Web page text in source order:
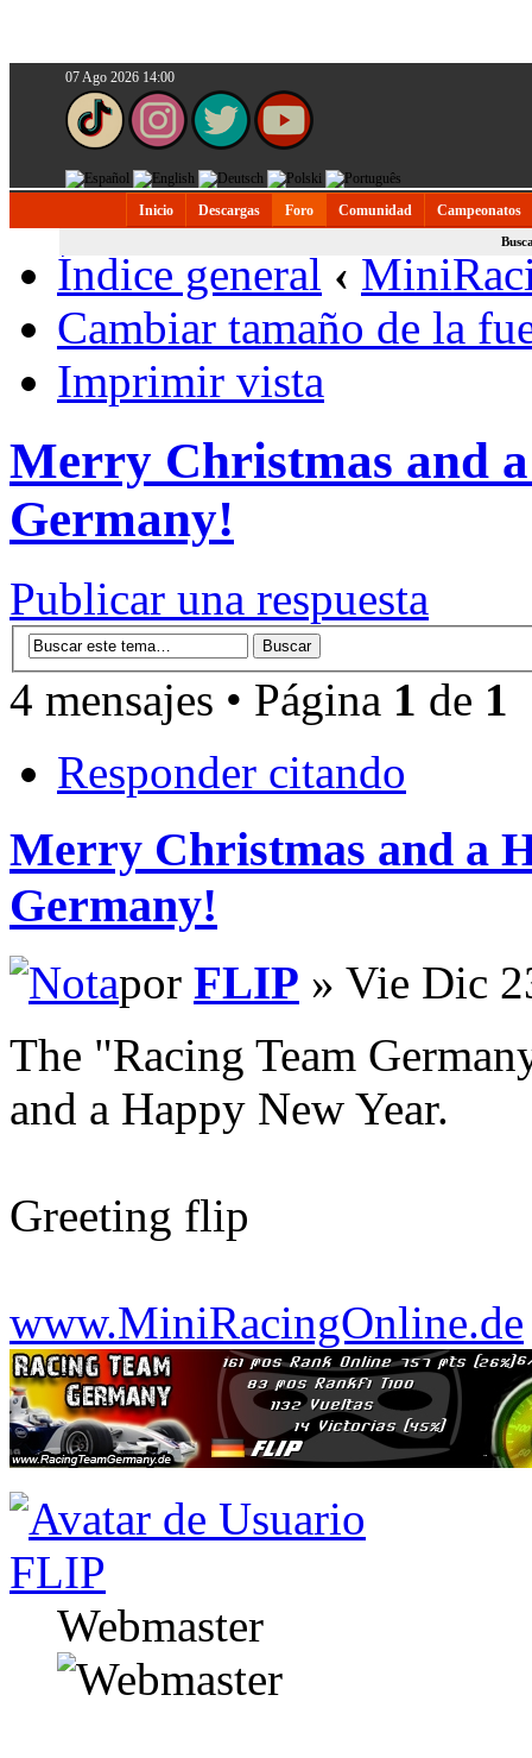
07 Ago 2026 14:00
Inicio Descargas Foro Comunidad Campeonatos
Índice general ‹
Cambiar tamaño de la
Imprimir vista
Merry Christmas and
Germany!
Publicar una respuesta
4 mensajes • Página 1 de 1
Responder citando
Merry Christmas and a
Germany!
por FLIP » Vie Dic
The "Racing Team
and a Happy New Year.
Greeting flip
www.MiniRacingOnline.de
FLIP
Webmaster